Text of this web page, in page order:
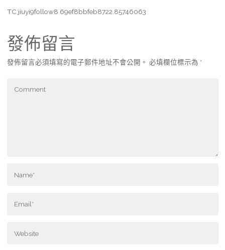
TC:jiuyi9follow8 69ef8bbfeb8722.85746063
發佈留言
發佈留言必須填寫的電子郵件地址不會公開。 必填欄位標示為 *